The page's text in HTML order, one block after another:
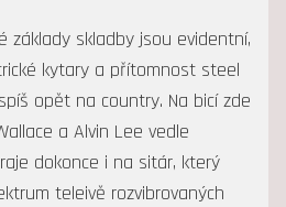
základy skladby jsou evidentní,
kytary a přítomnost steel
opět na country. Na bicí zde
a Alvin Lee vedle
dokonce i na sitár, který
teleivě rozvibrovaných